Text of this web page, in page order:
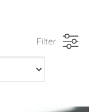
Filter